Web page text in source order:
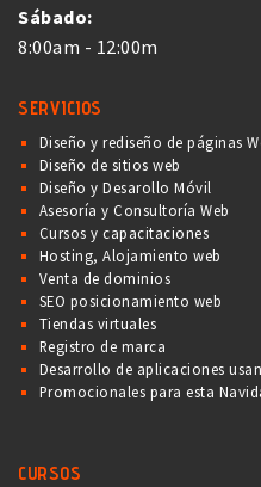
Sábado:
8:00am - 12:00m
SERVICIOS
Diseño y rediseño de páginas
Diseño de sitios web
Diseño y Desarollo Móvil
Asesoría y Consultoría Web
Cursos y capacitaciones
Hosting, Alojamiento web
Venta de dominios
SEO posicionamiento web
Tiendas virtuales
Registro de marca
Desarrollo de aplicaciones
Promocionales para esta
CURSOS